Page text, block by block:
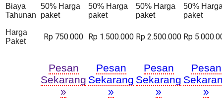
Biaya
Tahunan
50% Harga
paket
50% Harga
paket
50% Harga
paket
50%
paket
Harga
Paket
Rp 750.000 Rp 1.500.000 Rp 2.500.000 Rp
Pesan
Sekarang
»
Pesan
Sekarang
»
Pesan
Sekarang
»
Pesan
»